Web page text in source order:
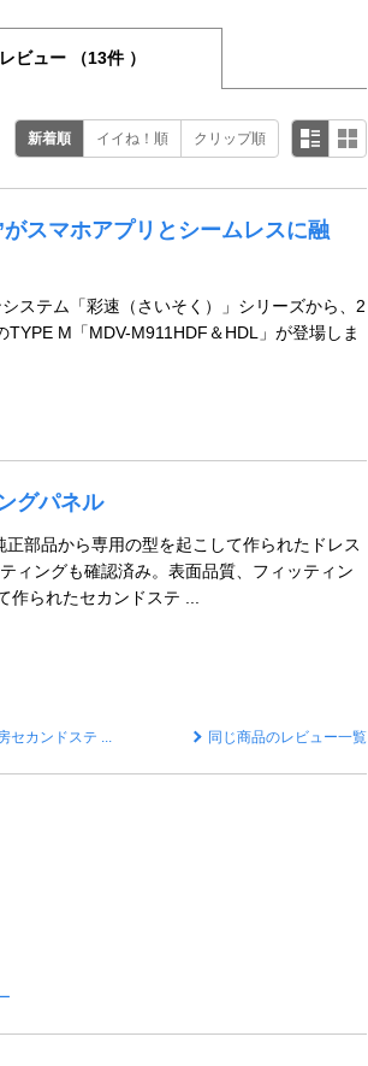
レビュー （13件 ）
新着順 イイね！順 クリップ順
スマホアプリとシームレスに融
ステム「彩速（さいそく）」シリーズから、2
M「MDV-M911HDF＆HDL」が登場しま
グパネル
正部品から専用の型を起こして作られたドレス
ィングも確認済み。表面品質、フィッティン
作られたセカンドステ ...
セカンドステ ... 同じ商品のレビュー一覧